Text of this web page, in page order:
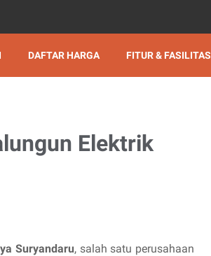
DAFTAR HARGA FITUR & FASILITAS
Elektrik
Suryandaru, salah satu perusahaan